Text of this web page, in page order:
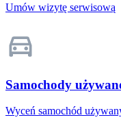
Umów wizytę serwisową
Samochody
Wyceń samochód